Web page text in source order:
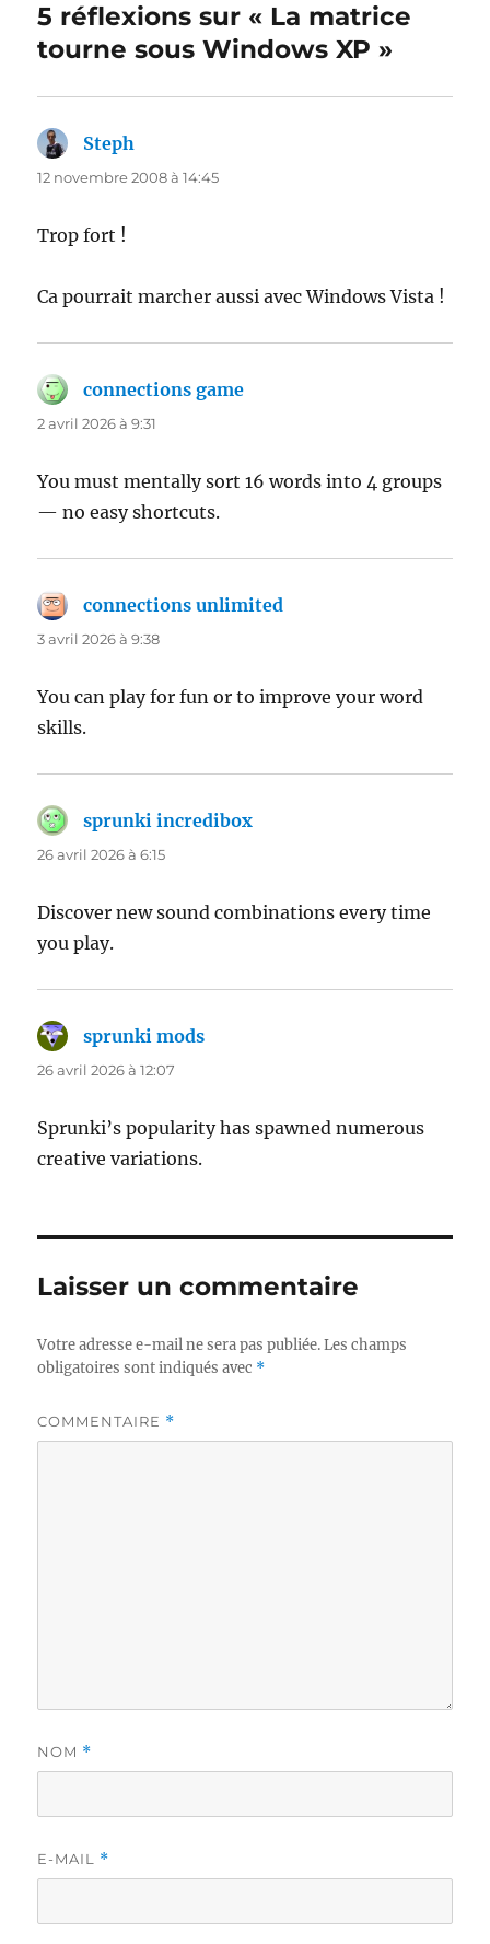
5 réflexions sur « La matrice
tourne sous Windows XP »
Steph
12 novembre 2008 à 14:45
Trop fort !
Ca pourrait marcher aussi avec Windows Vista !
connections game
2 avril 2026 à 9:31
You must mentally sort 16 words into 4 groups
— no easy shortcuts.
connections unlimited
3 avril 2026 à 9:38
You can play for fun or to improve your word
skills.
sprunki incredibox
26 avril 2026 à 6:15
Discover new sound combinations every time
you play.
sprunki mods
26 avril 2026 à 12:07
Sprunki’s popularity has spawned numerous
creative variations.
Laisser un commentaire
Votre adresse e-mail ne sera pas publiée. Les champs
obligatoires sont indiqués avec *
COMMENTAIRE *
NOM *
E-MAIL *